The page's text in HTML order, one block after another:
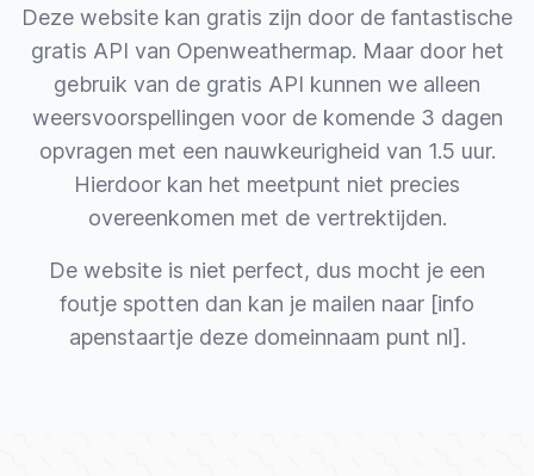
Deze website kan gratis zijn door de fantastische
gratis API van Openweathermap. Maar door het
gebruik van de gratis API kunnen we alleen
weersvoorspellingen voor de komende 3 dagen
opvragen met een nauwkeurigheid van 1.5 uur.
Hierdoor kan het meetpunt niet precies
overeenkomen met de vertrektijden.
De website is niet perfect, dus mocht je een
foutje spotten dan kan je mailen naar [info
apenstaartje deze domeinnaam punt nl].